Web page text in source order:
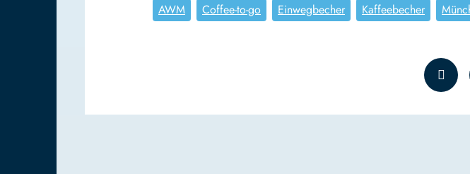
AWM Coffee-to-go Einwegbecher Kaffeebecher